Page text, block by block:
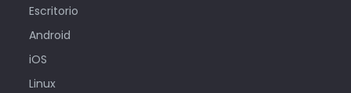
Escritorio
Android
iOS
Linux